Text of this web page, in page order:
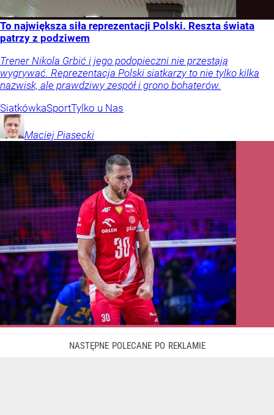
To największa siła reprezentacji Polski. Reszta świata
patrzy z podziwem
Trener Nikola Grbić i jego podopieczni nie przestają
wygrywać. Reprezentacja Polski siatkarzy to nie tylko kilka
nazwisk, ale prawdziwy zespół i grono bohaterów.
SiatkówkaSportTylko u Nas
Maciej Piasecki